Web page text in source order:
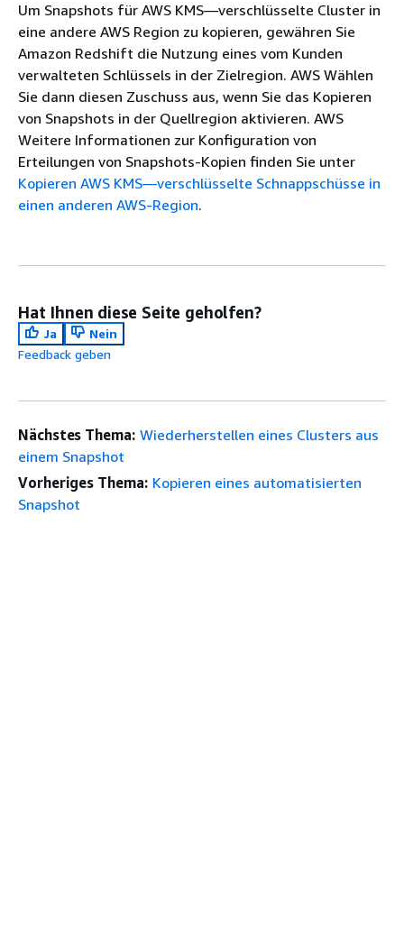
Um Snapshots für AWS KMS—verschlüsselte Cluster in
eine andere AWS Region zu kopieren, gewähren Sie
Amazon Redshift die Nutzung eines vom Kunden
verwalteten Schlüssels in der Zielregion. AWS Wählen
Sie dann diesen Zuschuss aus, wenn Sie das Kopieren
von Snapshots in der Quellregion aktivieren. AWS
Weitere Informationen zur Konfiguration von
Erteilungen von Snapshots-Kopien finden Sie unter
Kopieren AWS KMS—verschlüsselte Schnappschüsse in
einen anderen AWS-Region.
Hat Ihnen diese Seite geholfen?
Ja
Nein
Feedback geben
Nächstes Thema: Wiederherstellen eines Clusters aus
einem Snapshot
Vorheriges Thema: Kopieren eines automatisierten
Snapshot